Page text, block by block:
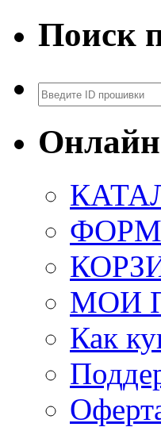
Поиск
Поиск
МОИ
Как